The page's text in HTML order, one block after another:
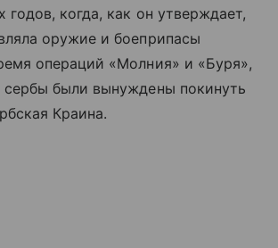
годов, когда, как он утверждает,
оружие и боеприпасы
операций «Молния» и «Буря»,
сербы были вынуждены покинуть
Краина.